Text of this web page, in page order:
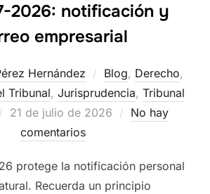
2026: notificación y
empresarial
Hernández Blog, Derecho,
Tribunal, Jurisprudencia, Tribunal
Publicado
21 de julio de 2026
No hay
comentarios
protege la notificación personal
Recuerda un principio